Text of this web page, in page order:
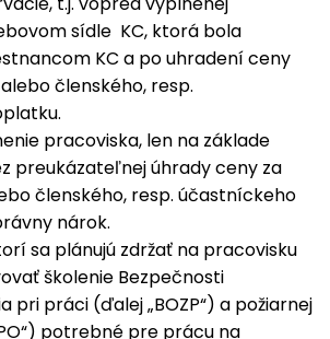
sídle KC, ktorá bola
KC a po uhradení ceny
členského, resp.
pracoviska, len na základe
preukázateľnej úhrady ceny za
členského, resp. účastníckeho
nárok.
sa plánujú zdržať na pracovisku
školenie Bezpečnosti
pri práci (ďalej „BOZP“) a požiarnej
potrebné pre prácu na